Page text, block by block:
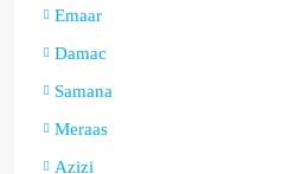
Emaar
Damac
Samana
Meraas
Azizi